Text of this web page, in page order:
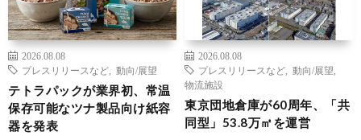
2026.08.08
プレスリリースなど
動向/展望
テトラパックが業界初、常温
保存可能なツナ製品向け紙容
器を発表
2026.08.08
プレスリリースなど
動向/展望
物流施設
東京団地倉庫が60周年、「共
同型」53.8万㎡を運営